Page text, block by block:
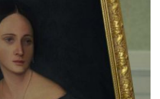
také Němcová.